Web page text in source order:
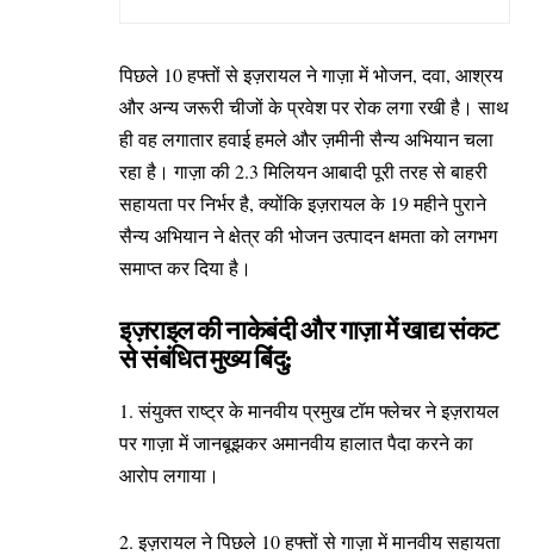
पिछले 10 हफ्तों से इज़रायल ने गाज़ा में भोजन, दवा, आश्रय
और अन्य जरूरी चीजों के प्रवेश पर रोक लगा रखी है। साथ
ही वह लगातार हवाई हमले और ज़मीनी सैन्य अभियान चला
रहा है। गाज़ा की 2.3 मिलियन आबादी पूरी तरह से बाहरी
सहायता पर निर्भर है, क्योंकि इज़रायल के 19 महीने पुराने
सैन्य अभियान ने क्षेत्र की भोजन उत्पादन क्षमता को लगभग
समाप्त कर दिया है।
इज़राइल की नाकेबंदी और गाज़ा में खाद्य संकट
से संबंधित मुख्य बिंदु:
1. संयुक्त राष्ट्र के मानवीय प्रमुख टॉम फ्लेचर ने इज़रायल
पर गाज़ा में जानबूझकर अमानवीय हालात पैदा करने का
आरोप लगाया।
2. इज़रायल ने पिछले 10 हफ्तों से गाज़ा में मानवीय सहायता